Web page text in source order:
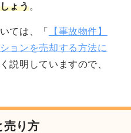
ょう。
ては、「
【事故物件】
ョンを売却する方法に
説明していますので、
売り方